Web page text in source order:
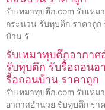
รับเหมาทุบตึก.com รับเหม
กระนวน รับทุบตึก ราคาถูก
บ้าน รั
รับเหมาทุบตึกอากาศ
รับทุบตึก รับรื้อถอนอ
รื้อถอนบ้าน ราคาถูก
รับเหมาทุบตึก.com รับเหม
อากาศอำนวย รับทุบตึก รา